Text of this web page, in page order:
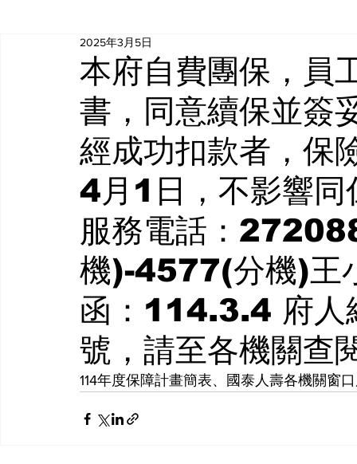
本府自費團保，員
書，同意續保並簽
經成功扣款者，保
4月1日，不影響同
服務電話：
機)-4577(分機)王
函：114.3.4 府
號，請至各機關查
2025年3月5日
114年度保障計畫簡表、國泰人壽各機關窗